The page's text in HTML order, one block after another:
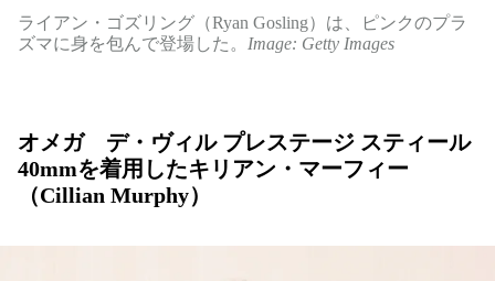
ライアン・ゴズリング（Ryan Gosling）は、ピンクのプラ
ズマに身を包んで登場した。 Image: Getty Images
オメガ デ・ヴィル プレステージ スティール
40mmを着用したキリアン・マーフィー
（Cillian Murphy）